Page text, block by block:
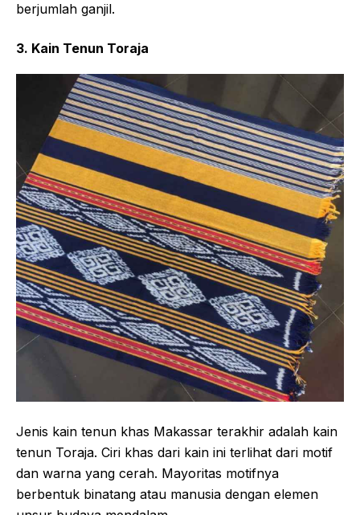
berjumlah ganjil.
3. Kain Tenun Toraja
Jenis kain tenun khas Makassar terakhir adalah kain
tenun Toraja. Ciri khas dari kain ini terlihat dari motif
dan warna yang cerah. Mayoritas motifnya
berbentuk binatang atau manusia dengan elemen